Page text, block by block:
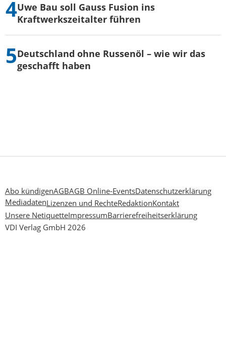
Uwe Bau soll Gauss Fusion ins
Kraftwerkszeitalter führen
Deutschland ohne Russenöl – wie wir das
geschafft haben
Abo kündigenAGBAGB Online-EventsDatenschutzerklärung
MediadatenLizenzen und RechteRedaktionKontakt
Unsere NetiquetteImpressumBarrierefreiheitserklärung
VDI Verlag GmbH 2026